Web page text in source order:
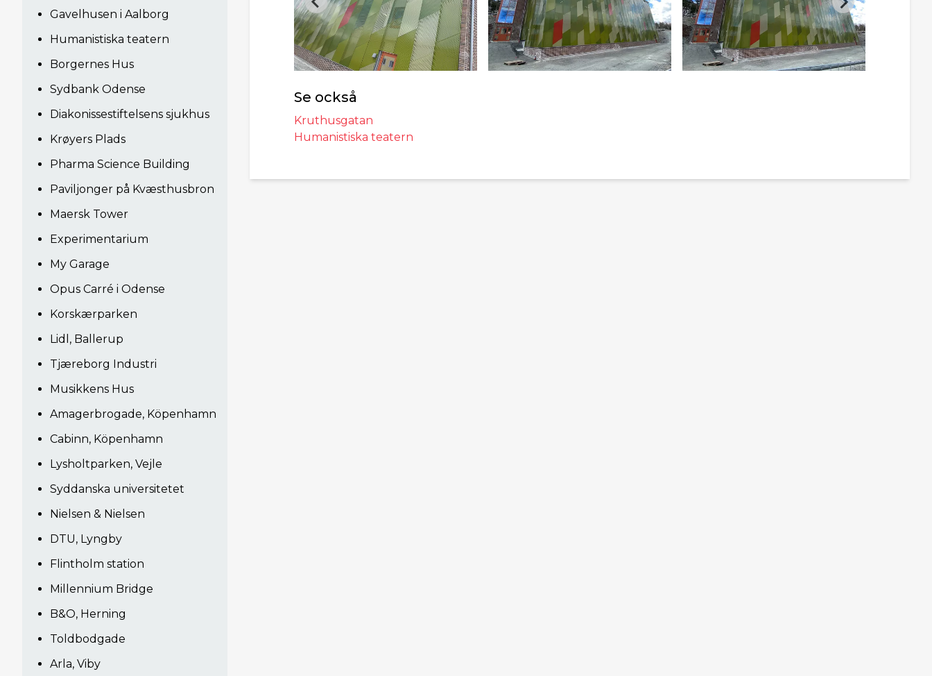
Gavelhusen i Aalborg
Humanistiska teatern
Borgernes Hus
Sydbank Odense
Diakonissestiftelsens sjukhus
Krøyers Plads
Pharma Science Building
Paviljonger på Kvæsthusbron
Maersk Tower
Experimentarium
My Garage
Opus Carré i Odense
Korskærparken
Lidl, Ballerup
Tjæreborg Industri
Musikkens Hus
Amagerbrogade, Köpenhamn
Cabinn, Köpenhamn
Lysholtparken, Vejle
Syddanska universitetet
Nielsen & Nielsen
DTU, Lyngby
Flintholm station
Millennium Bridge
B&O, Herning
Toldbodgade
Arla, Viby
Se också
Kruthusgatan
Humanistiska teatern